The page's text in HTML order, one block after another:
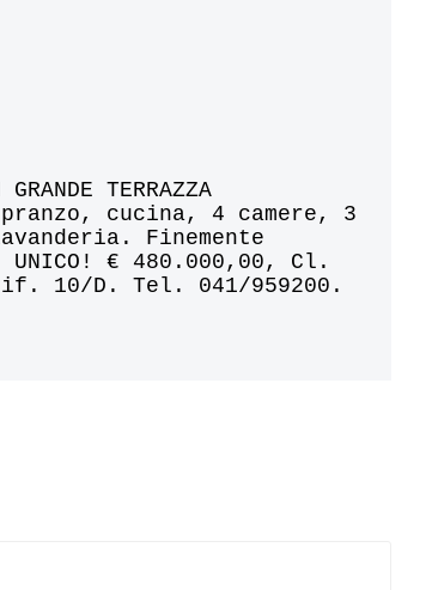
TERRAZZA
pranzo, cucina, 4 camere, 3
Finemente
€ 480.000,00, Cl.
10/D. Tel. 041/959200.